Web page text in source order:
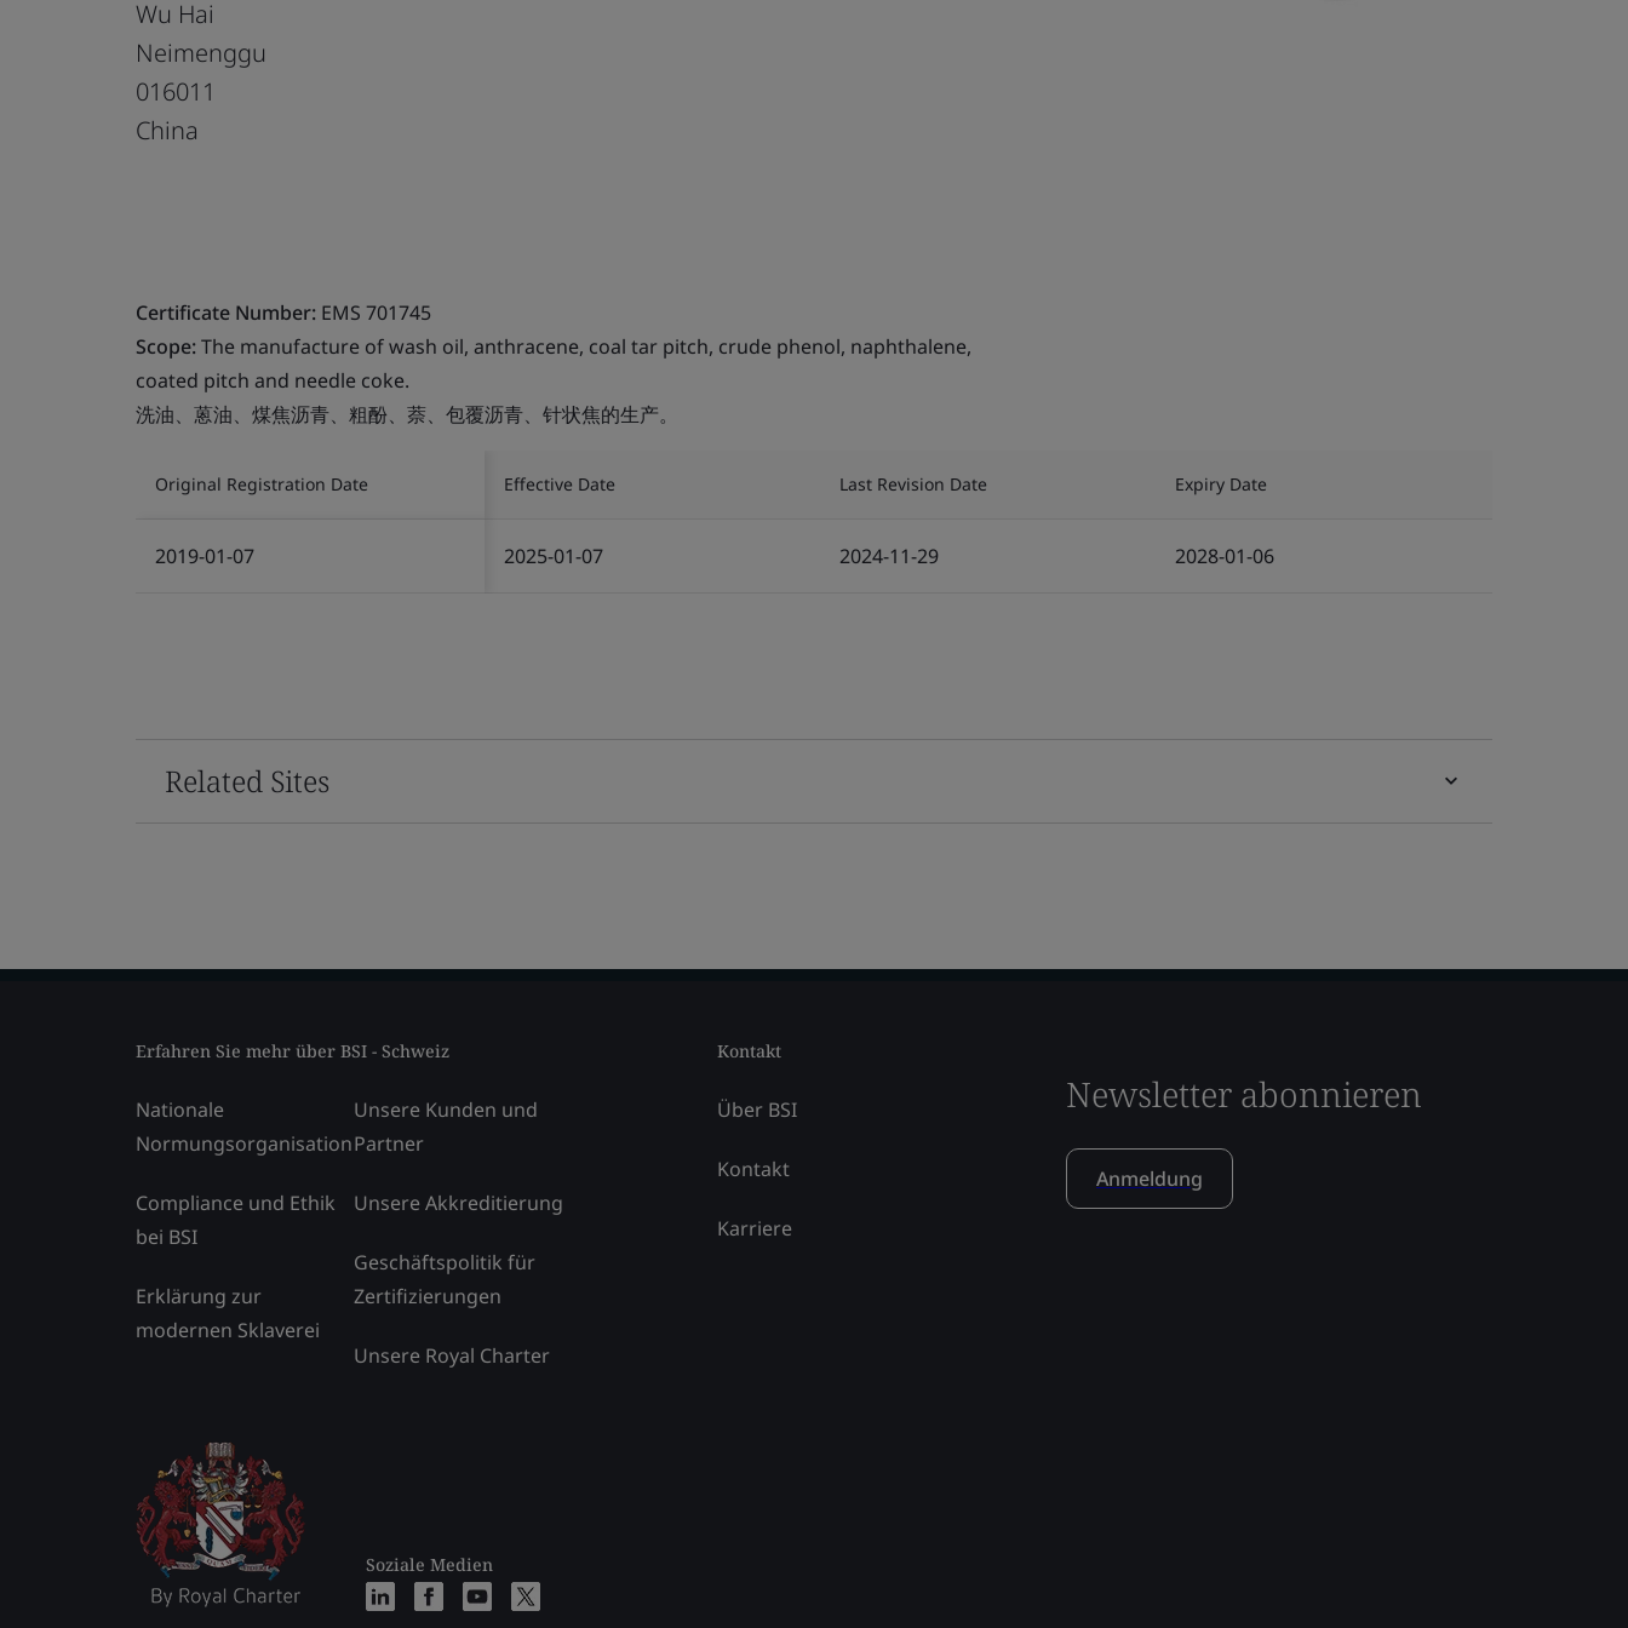
Wu Hai
Neimenggu
016011
China
Certificate Number: EMS 701745
Scope:The manufacture of wash oil, anthracene, coal tar pitch, crude phenol, naphthalene,
coated pitch and needle coke.
洗油、蒽油、煤焦沥青、粗酚、萘、包覆沥青、针状焦的生产。
Original Registration Date Effective Date Last Revision Date Expiry Date
2019-01-07 2025-01-07 2024-11-29 2028-01-06
Related Sites
Erfahren Sie mehr über BSI - Schweiz
Nationale
Normungsorganisation
Compliance und Ethik
bei BSI
Erklärung zur
modernen Sklaverei
Unsere Kunden und
Partner
Unsere Akkreditierung
Geschäftspolitik für
Zertifizierungen
Unsere Royal Charter
Soziale Medien
Kontakt
Über BSI
Kontakt
Karriere
Newsletter abonnieren
Anmeldung